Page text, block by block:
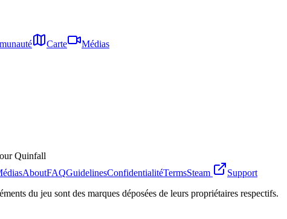
Carte Médias
Quinfall
AboutFAQGuidelinesConfidentialitéTermsSteam
Support
du jeu sont des marques déposées de leurs propriétaires respectifs.